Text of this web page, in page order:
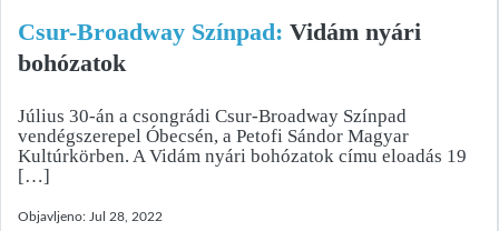
Csur-Bro­ad­way Szín­pad: Vidám nyári
bohózatok
Július 30-án a csongrádi Csur-Broadway Színpad
vendégszerepel Óbecsén, a Petofi Sándor Magyar
Kultúrkörben. A Vidám nyári bohózatok címu eloadás 19
[…]
Objavljeno: Jul 28, 2022